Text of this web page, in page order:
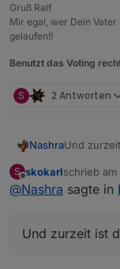
Gruß Ralf
Mir egal, wer Dein
gelaufen!!
Benutzt das Voting
S 2 Antworten
NashraUnd
S
Offline
skokarlschrieb am
zuletzt
@Nashra sagte in
Und zurzeit ist